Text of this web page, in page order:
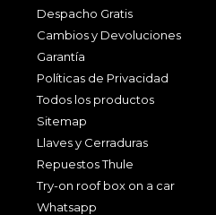
Despacho Gratis
Cambios y Devoluciones
Garantía
Políticas de Privacidad
Todos los productos
Sitemap
Llaves y Cerraduras
Repuestos Thule
Try-on roof box on a car
Whatsapp